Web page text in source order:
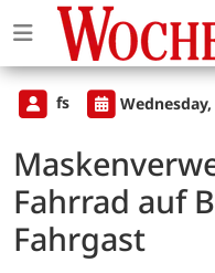
fs
Fahrrad auf
Fahrgast